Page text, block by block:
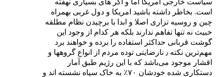
سیاست خارجی امریکا اما و اگر های بسیاری نهفته
است. بخاطر داشته باشید امریکا و دول غربی بهمراه
چین و روسیه تزاری اصلا و ابدا با برچیدن نظام مطلقه
خبیث نه تنها تفاهم ندارند بلکه هر کدام از وجود این
گوشت قربانی حداکثر استفاده را برده و خواهند برد
مهم‌ترین نکته ٫ نارضایتی توده مردم از انواع گروهها و
اقشار موجود می‌باشد که با این رژیم طبق آمار
دستکاری شده خودشان ۷۰٪ به خاک سیاه نشسته اند و